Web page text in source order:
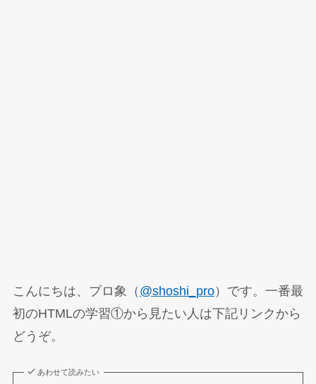
こんにちは、プロ象（ @shoshi_pro）です。一番最
初のHTMLの学習①から見たい人は下記リンクから
どうぞ。
あわせて読みたい